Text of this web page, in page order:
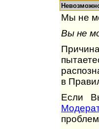
Мы не
Вы не
в
Если